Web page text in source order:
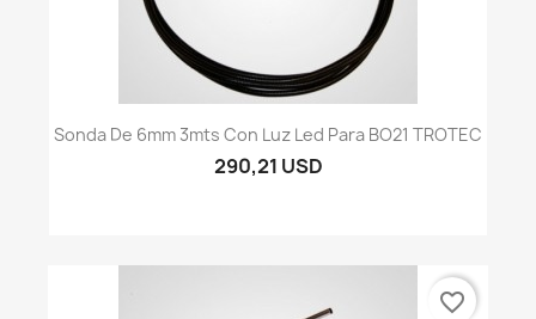
Sonda De 6mm 3mts Con Luz Led Para BO21 TROTEC
290,21 USD
favorite_border